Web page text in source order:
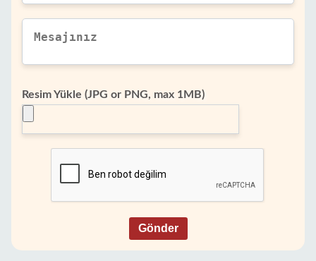
Resim Yükle (JPG or PNG, max 1MB)
Gönder